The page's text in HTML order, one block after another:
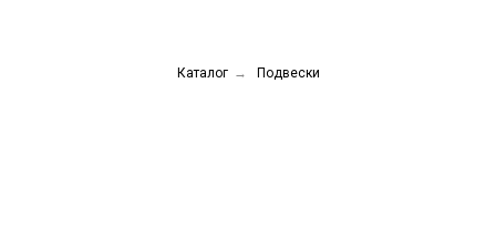
Каталог → Подвески